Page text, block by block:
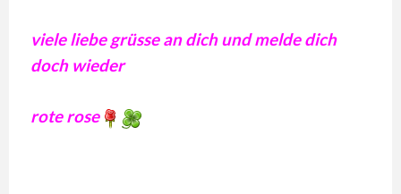
viele liebe grüsse an dich und melde dich
doch wieder
rote rose